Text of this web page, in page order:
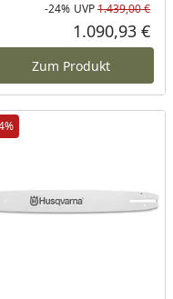
ProzentPreis
-24% UVP1.439,00 €
1.090,93 €
Zum Produkt